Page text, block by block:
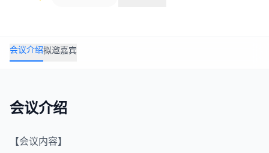
会议介绍拟邀嘉宾
会议介绍
【会议内容】